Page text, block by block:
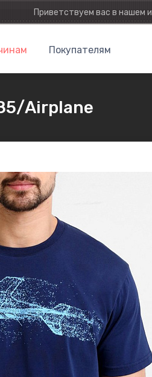
Приветствуем вас в нашем
Покупателям
Airplane